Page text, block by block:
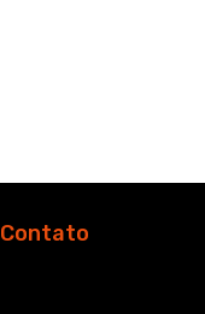
Contato